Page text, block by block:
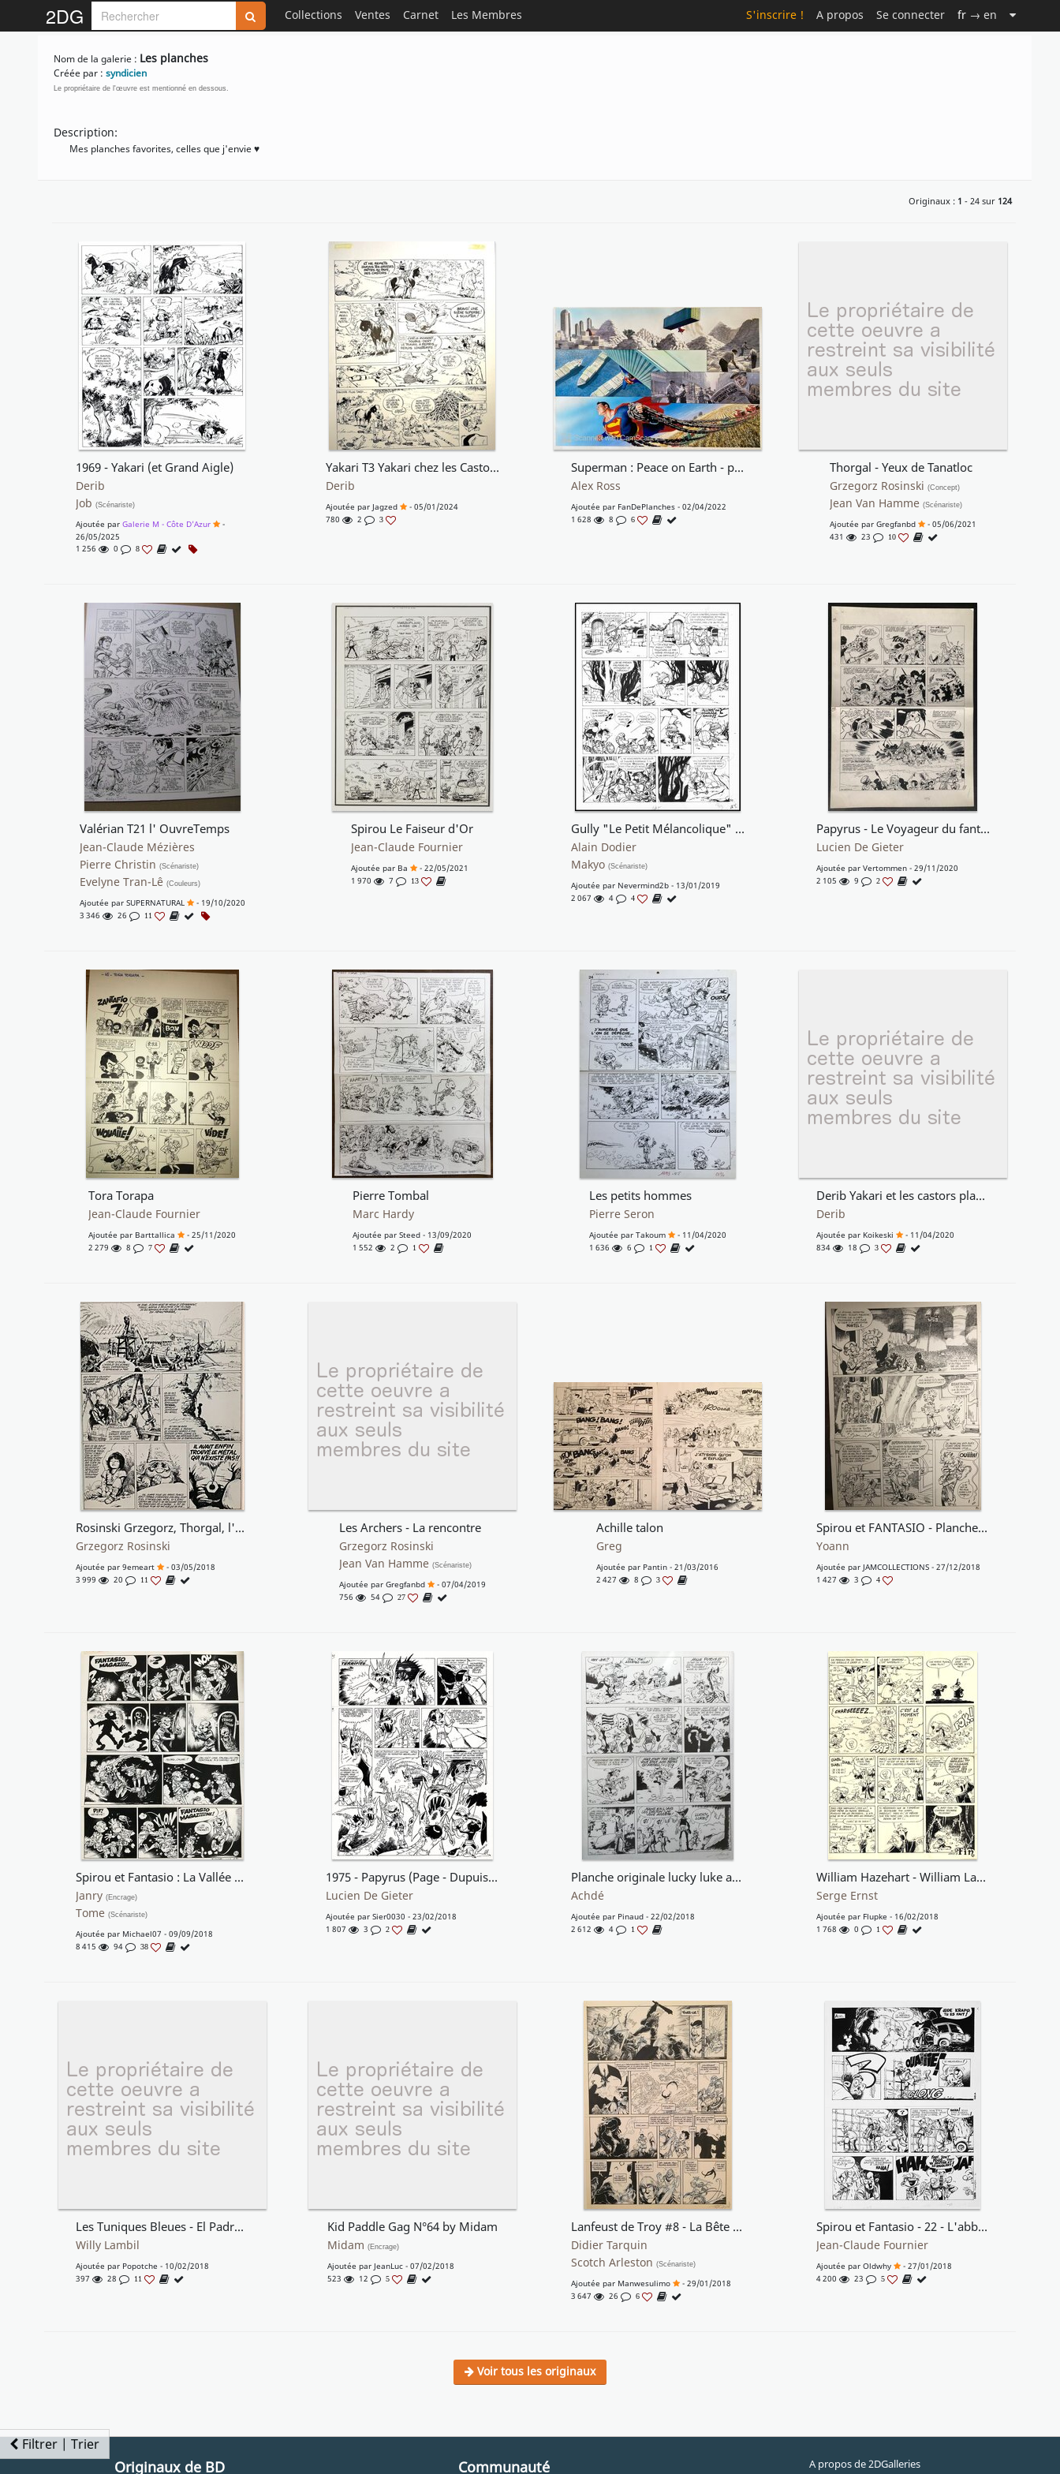
2DG Collections Ventes Carnet Les Membres S'inscrire ! A propos Se connecter fr → en
Nom de la galerie : Les planches
Créée par : syndicien
Le propriétaire de l'œuvre est mentionné en dessous.
Description:
Mes planches favorites, celles que j'envie ♥
Filtrer | Trier
Originaux : 1 - 24 sur 124
1969 - Yakari (et Grand Aigle)
Derib
Job (Scénariste)
Ajoutée par Galerie M - Côte D'Azur
-
26/05/2025
1 256
0 8
Yakari T3 Yakari chez les Castors
Derib
Ajoutée par Jagzed
- 05/01/2024
780
2 3
Superman : Peace on Earth - p22-23
Alex Ross
Ajoutée par FanDePlanches- 02/04/2022
1 628
8 6
Thorgal - Yeux de Tanatloc
Grzegorz Rosinski (Concept)
Jean Van Hamme (Scénariste)
Ajoutée par Gregfanbd
- 05/06/2021
431
23 10
Valérian T21 l' OuvreTemps
Jean-Claude Mézières
Pierre Christin (Scénariste)
Evelyne Tran-Lê (Couleurs)
Ajoutée par SUPERNATURAL
- 19/10/2020
3 346
26 11
Spirou Le Faiseur d'Or
Jean-Claude Fournier
Ajoutée par Ba
- 22/05/2021
1 970
7 13
Gully "Le Petit Mélancolique" T1
Alain Dodier
Makyo (Scénariste)
Ajoutée par Nevermind2b- 13/01/2019
2 067
4 4
Papyrus - Le Voyageur du fantastique - planche n°31 du Tome 1.
Lucien De Gieter
Ajoutée par Vertommen- 29/11/2020
2 105
9 2
Tora Torapa
Jean-Claude Fournier
Ajoutée par Barttallica
- 25/11/2020
2 279
8 7
Pierre Tombal
Marc Hardy
Ajoutée par Steed - 13/09/2020
1 552
2 1
Les petits hommes
Pierre Seron
Ajoutée par Takoum
- 11/04/2020
1 636
6 1
Derib Yakari et les castors planche 41
Derib
Ajoutée par Koikeski
- 11/04/2020
834
18 3
Rosinski Grzegorz, Thorgal, l'enfant des étoiles (tome 7), 1984
Grzegorz Rosinski
Ajoutée par 9emeart
- 03/05/2018
3 999
20 11
Les Archers - La rencontre
Grzegorz Rosinski
Jean Van Hamme (Scénariste)
Ajoutée par Gregfanbd
- 07/04/2019
756
54 27
Achille talon
Greg
Ajoutée par Pantin - 21/03/2016
2 427
8 3
Spirou et FANTASIO - Planche n°9 " Le Groom de Sniper Alley "
Yoann
Ajoutée par JAMCOLLECTIONS- 27/12/2018
1 427
3 4
Spirou et Fantasio : La Vallée des Bannis
Janry (Encrage)
Tome (Scénariste)
Ajoutée par Michael07 - 09/09/2018
8 415
94 38
1975 - Papyrus (Page - Dupuis KV)
Lucien De Gieter
Ajoutée par Sier0030 - 23/02/2018
1 807
3 2
Planche originale lucky luke achde
Achdé
Ajoutée par Pinaud- 22/02/2018
2 612
4 1
William Hazehart - William Lapoire
Serge Ernst
Ajoutée par Flupke - 16/02/2018
1 768
0 1
Les Tuniques Bleues - El Padre, Planche Originale p5
Willy Lambil
Ajoutée par Popotche - 10/02/2018
397
28 11
Kid Paddle Gag N°64 by Midam
Midam (Encrage)
Ajoutée par JeanLuc- 07/02/2018
523
12 5
Lanfeust de Troy #8 - La Bête Fabuleuse
Didier Tarquin
Scotch Arleston (Scénariste)
Ajoutée par Manwesulimo
- 29/01/2018
3 647
26 6
Spirou et Fantasio - 22 - L'abbaye truquée
Jean-Claude Fournier
Ajoutée par Oldwhy
- 27/01/2018
4 200
23 5
Voir tous les originaux
Originaux de BD Communauté
A propos de 2DGalleries